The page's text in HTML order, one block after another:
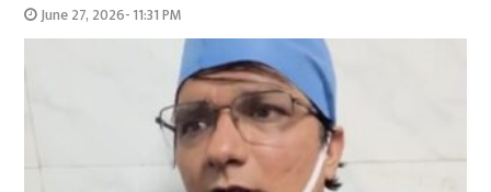
June 27, 2026- 11:31 PM